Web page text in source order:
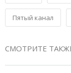
Пятый канал
СМОТРИТЕ